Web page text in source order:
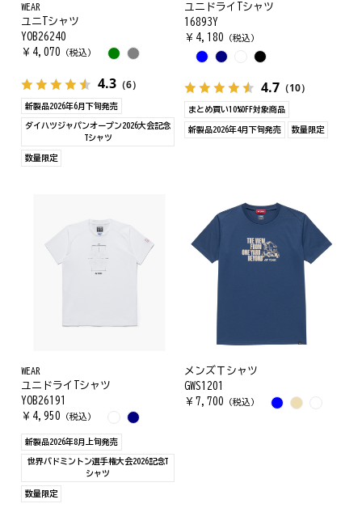
WEAR
ユニTシャツ
YOB26240
￥ 4,070 （税込）
4.3 （6）
新製品2026年6月下旬発売
ダイハツジャパンオープン2026大会記念
Tシャツ
数量限定
ユニドライTシャツ
16893Y
￥ 4,180 （税込）
4.7（10）
まとめ買い10%OFF対象商品
新製品2026年4月下旬発売 数量限定
WEAR
ユニドライTシャツ
YOB26191
￥ 4,950 （税込）
新製品2026年8月上旬発売
世界バドミントン選手権大会2026記念T
シャツ
数量限定
メンズＴシャツ
GWS1201
￥ 7,700 （税込）